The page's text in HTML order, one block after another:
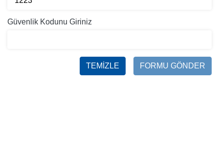
Güvenlik Kodunu Giriniz
FORMU GÖNDER
TEMİZLE